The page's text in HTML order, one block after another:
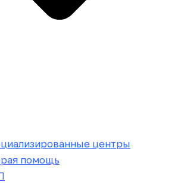
центры
помощь